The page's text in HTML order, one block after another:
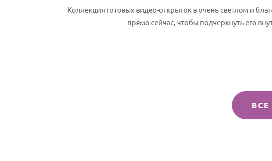
Коллекция готовых видео-открыток в очень светлом и
прямо сейчас, чтобы подчеркнуть его